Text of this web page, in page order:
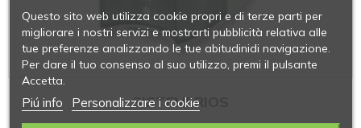
SISTEMI RIOS
Questo sito web utilizza cookie propri e di terze parti per
migliorare i nostri servizi e mostrarti pubblicità relativa alle
tue preferenze analizzando le tue abitudinidi navigazione.
Per dare il tuo consenso al suo utilizzo, premi il pulsante
Accetta.
Piú info Personalizzare i cookie